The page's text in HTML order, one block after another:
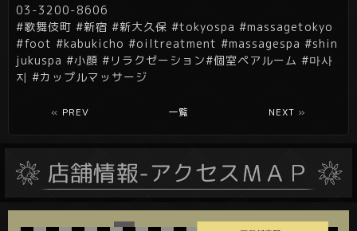
03-3200-8606
#歌舞伎町 #新宿 #新大久保 #tokyospa #massagetokyo
#foot #kabukicho #oiltreatment #massagespa #shin
jukuspa #小顔 #リラクゼーション#個室ペアルーム #마사
지 #カップルマッサージ
« PREV 一覧 NEXT »